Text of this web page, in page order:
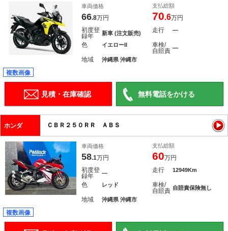
車両価格
66.8万円
支払総額
70.6万円
初度登
録年
新車 (注文販売) 走行 ―
色 イエローII
車検/
自賠責 ―
地域 沖縄県 沖縄市
複数画像
見積・在庫確認 無料電話をかける
ホンダ ＣＢＲ２５０ＲＲ ＡＢＳ
車両価格
58.1万円
支払総額
60万円
初度登
録年
― 走行 12949Km
色 レッド
車検/
自賠責 自賠責保険無し
地域 沖縄県 沖縄市
複数画像